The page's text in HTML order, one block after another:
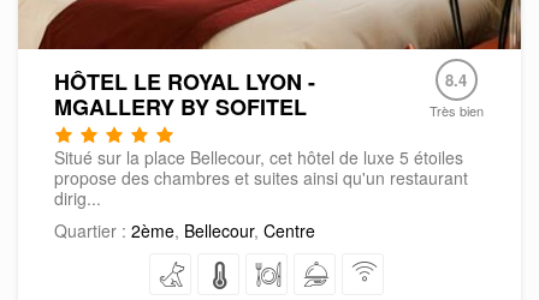
HÔTEL LE ROYAL LYON -
MGALLERY BY SOFITEL
8.4
Très bien
Situé sur la place Bellecour, cet hôtel de luxe 5 étoiles
propose des chambres et suites ainsi qu'un restaurant
dirig...
Quartier : 2ème, Bellecour, Centre